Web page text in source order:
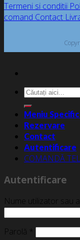
Termeni si conditii
comand Contact
Caută
după:
Meniu
Rezervare
Contact
Autentificare
COMANDĂ
Autentificare
Nume utilizator sau
Parolă *